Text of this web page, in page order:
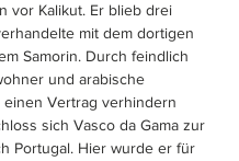
vor Kalikut. Er blieb drei
mit dem dortigen
Samorin. Durch feindlich
und arabische
einen Vertrag verhindern
sich Vasco da Gama zur
Portugal. Hier wurde er für